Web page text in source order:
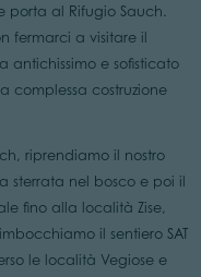
porta al Rifugio Sauch.
fermarci a visitare il
antichissimo e sofisticato
complessa costruzione
riprendiamo il nostro
sterrata nel bosco e poi il
fino alla località Zise,
il sentiero SAT
le località Vegiose e